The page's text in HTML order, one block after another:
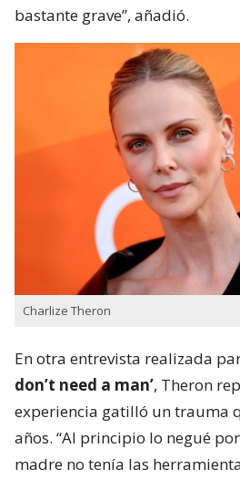
bastante grave”, añadió.
Charlize Theron
En otra entrevista realizada
don’t need a man’, Theron
experiencia gatilló un trauma
años. “Al principio lo negué
madre no tenía las